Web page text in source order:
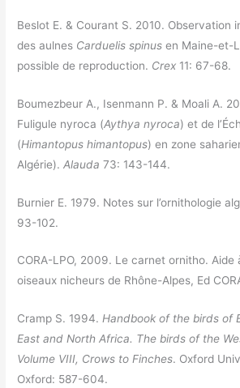
Beslot E. & Courant S. 2010. Observation
des aulnes Carduelis spinus en Maine-et-
possible de reproduction. Crex 11: 67-68.
Boumezbeur A., Isenmann P. & Moali A.
Fuligule nyroca (Aythya nyroca) et de
(Himantopus himantopus) en zone
Algérie).Alauda 73: 143-144.
Burnier E. 1979. Notes sur l’ornithologie
93-102.
CORA-LPO, 2009. Le carnet ornitho. Aide
oiseaux nicheurs de Rhône-Alpes, Ed
Cramp S. 1994.Handbook of the birds of
East and North Africa. The birds of the
Volume VIII, Crows to Finches. Oxford
Oxford: 587-604.